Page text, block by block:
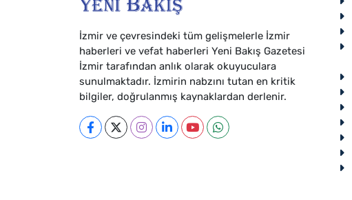
İzmir ve çevresindeki tüm gelişmelerle İzmir
haberleri ve vefat haberleri Yeni Bakış Gazetesi
İzmir tarafından anlık olarak okuyuculara
sunulmaktadır. İzmirin nabzını tutan en kritik
bilgiler, doğrulanmış kaynaklardan derlenir.